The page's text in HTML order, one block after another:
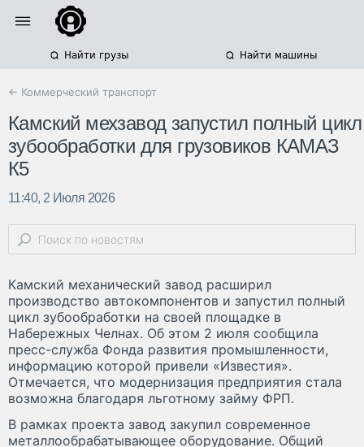
Найти грузы Найти машины
← Коммерческий транспорт
Камский мехзавод запустил полный цикл
зубообработки для грузовиков КАМАЗ
К5
11:40, 2 Июля 2026
Камский механический завод расширил
производство автокомпонентов и запустил полный
цикл зубообработки на своей площадке в
Набережных Челнах. Об этом 2 июля сообщила
пресс-служба Фонда развития промышленности,
информацию которой привели «Известия».
Отмечается, что модернизация предприятия стала
возможна благодаря льготному займу ФРП.
В рамках проекта завод закупил современное
металлообрабатывающее оборудование. Общий